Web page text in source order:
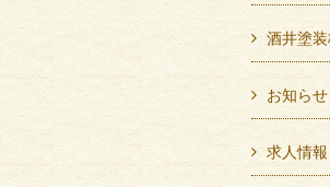
酒井塗
お知らせ
求人情報